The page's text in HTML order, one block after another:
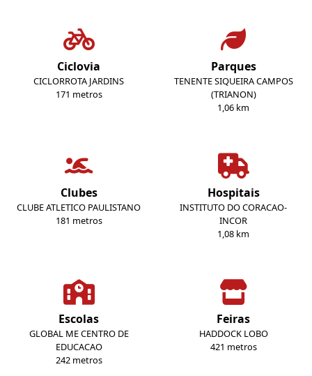
Ciclovia
CICLORROTA JARDINS
171 metros
Parques
TENENTE SIQUEIRA CAMPOS
(TRIANON)
1,06 km
Clubes
CLUBE ATLETICO PAULISTANO
181 metros
Hospitais
INSTITUTO DO CORACAO-
INCOR
1,08 km
Escolas
GLOBAL ME CENTRO DE
EDUCACAO
242 metros
Feiras
HADDOCK LOBO
421 metros